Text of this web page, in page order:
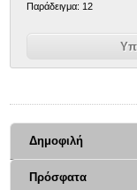
Παράδειγμα: 12
Δημοφιλή
Πρόσφατα